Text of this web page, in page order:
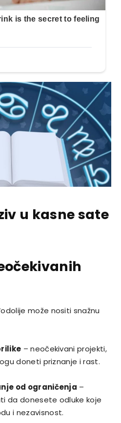
u kasne sate
može nositi snažnu
– neočekivani projekti,
doneti priznanje i rast.
od ograničenja –
da donesete odluke koje
i nezavisnost.